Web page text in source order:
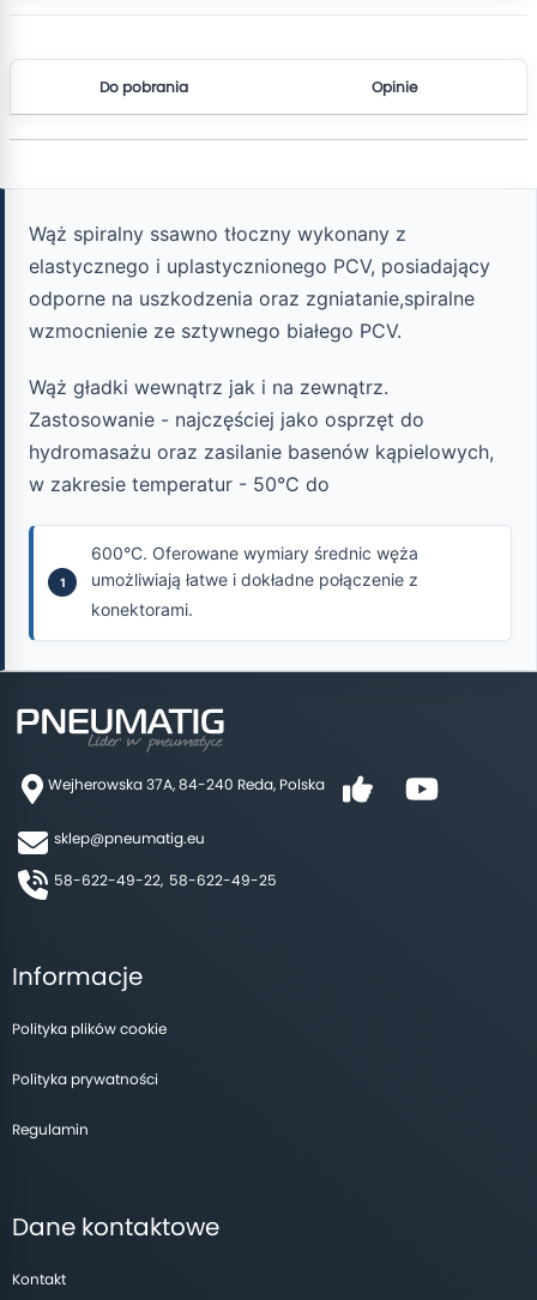
Do pobrania Opinie
Wąż spiralny ssawno tłoczny wykonany z
elastycznego i uplastycznionego PCV, posiadający
odporne na uszkodzenia oraz zgniatanie,spiralne
wzmocnienie ze sztywnego białego PCV.
Wąż gładki wewnątrz jak i na zewnątrz.
Zastosowanie - najczęściej jako osprzęt do
hydromasażu oraz zasilanie basenów kąpielowych,
w zakresie temperatur - 50°C do
600°C. Oferowane wymiary średnic węża
umożliwiają łatwe i dokładne połączenie z
konektorami.
Wejherowska 37A, 84-240 Reda, Polska
sklep@pneumatig.eu
58-622-49-22, 58-622-49-25
Informacje
Polityka plików cookie
Polityka prywatności
Regulamin
Dane kontaktowe
Kontakt